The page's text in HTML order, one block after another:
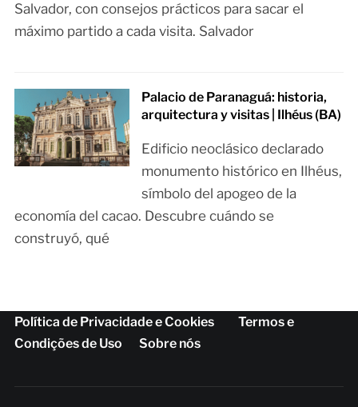
Salvador, con consejos prácticos para sacar el
máximo partido a cada visita. Salvador
Palacio de Paranaguá: historia,
arquitectura y visitas | Ilhéus (BA)
Edificio neoclásico declarado
monumento histórico en Ilhéus,
símbolo del apogeo de la
economía del cacao. Descubre cuándo se
construyó, qué
Política de Privacidade e Cookies
Termos e
Condições de Uso
Sobre nós